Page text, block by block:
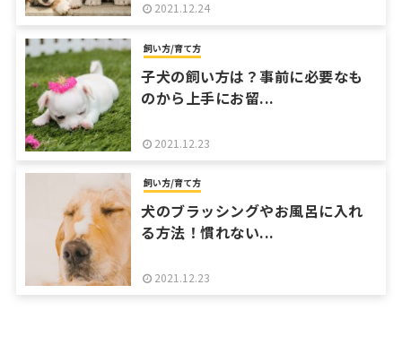
2021.12.24
飼い方/育て方
子犬の飼い方は？事前に必要なも
のから上手にお留...
2021.12.23
飼い方/育て方
犬のブラッシングやお風呂に入れ
る方法！慣れない...
2021.12.23